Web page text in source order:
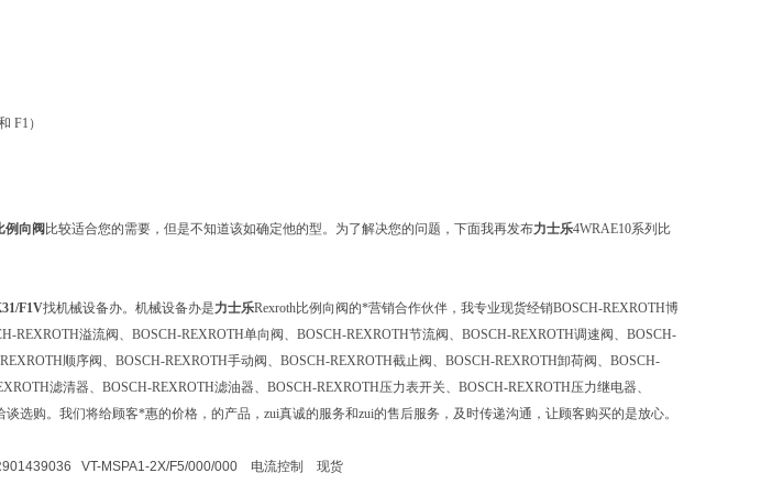
F1）
例向阀 比较适合您的需要，但是不知道该如确定他的型。为了解决您的问题，下面我再发布力士乐4WRAE10系列比
F1V找机械设备办。机械设备办是力士乐Rexroth比例向阀的*营销合作伙伴，我专业现货经销BOSCH-REXROTH博
REXROTH溢流阀、BOSCH-REXROTH单向阀、BOSCH-REXROTH节流阀、BOSCH-REXROTH调速阀、BOSCH-
顺序阀、BOSCH-REXROTH手动阀、BOSCH-REXROTH截止阀、BOSCH-REXROTH卸荷阀、BOSCH-
滤清器、BOSCH-REXROTH滤油器、BOSCH-REXROTH压力表开关、BOSCH-REXROTH压力继电器、
选购。我们将给顾客*惠的价格，的产品，zui真诚的服务和zui的售后服务，及时传递沟通，让顾客购买的是放心。
VT-MSPA1-2X/F5/000/000 电流控制 现货